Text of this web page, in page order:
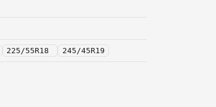
225/55R18 245/45R19